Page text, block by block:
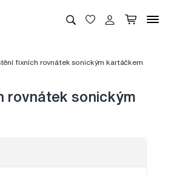
fixních rovnátek sonickým kartáčkem
rovnátek sonickým